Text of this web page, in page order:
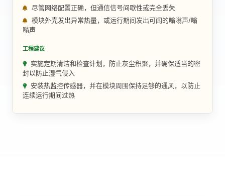
尽管网络配置正确，但通信信号间歇性或完全丢失
模块外壳发出异常热量，或运行期间发出可闻的嗡嗡声/嗡
嗡声
工程建议
实施定期清洁和检查计划，防止灰尘积聚，并确保适当的密
封以防止湿气侵入
安装热监控传感器，并在模块周围保持足够的通风，以防止
连续运行期间过热